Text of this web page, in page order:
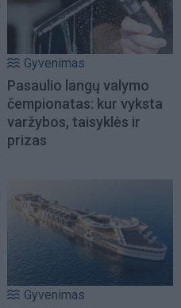
Gyvenimas
Pasaulio langų valymo
čempionatas: kur vyksta
varžybos, taisyklės ir
prizas
Gyvenimas